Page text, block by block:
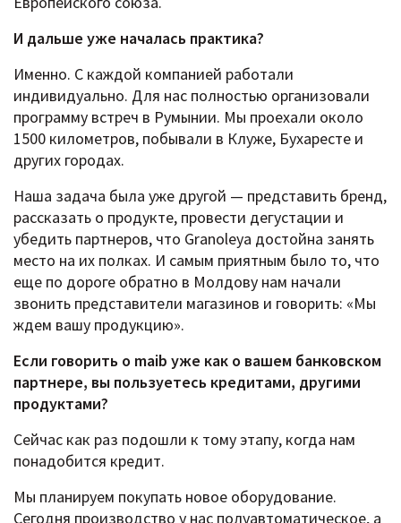
И дальше уже началась практика?
Именно. С каждой компанией работали
индивидуально. Для нас полностью организовали
программу встреч в Румынии. Мы проехали около
1500 километров, побывали в Клуже, Бухаресте и
других городах.
Наша задача была уже другой — представить бренд,
рассказать о продукте, провести дегустации и
убедить партнеров, что Granoleya достойна занять
место на их полках. И самым приятным было то, что
еще по дороге обратно в Молдову нам начали
звонить представители магазинов и говорить: «Мы
ждем вашу продукцию».
Если говорить о maib уже как о вашем банковском
партнере, вы пользуетесь кредитами, другими
продуктами?
Сейчас как раз подошли к тому этапу, когда нам
понадобится кредит.
Мы планируем покупать новое оборудование.
Сегодня производство у нас полуавтоматическое, а